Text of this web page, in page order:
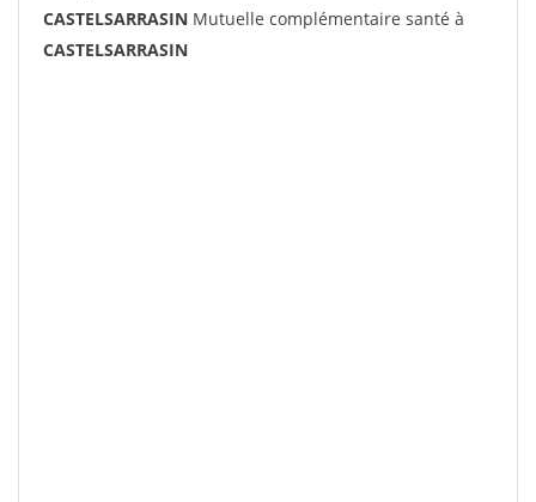
CASTELSARRASIN Mutuelle complémentaire santé à
CASTELSARRASIN